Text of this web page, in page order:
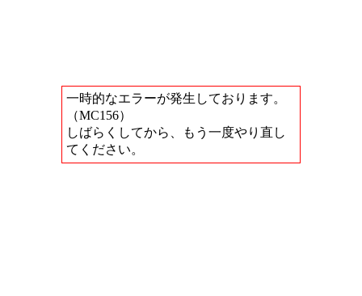
一時的なエラーが発生しております。
（MC156）
しばらくしてから、もう一度やり直し
てください。